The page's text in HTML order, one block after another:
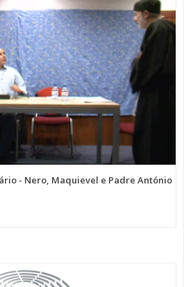
- Nero, Maquievel e Padre António